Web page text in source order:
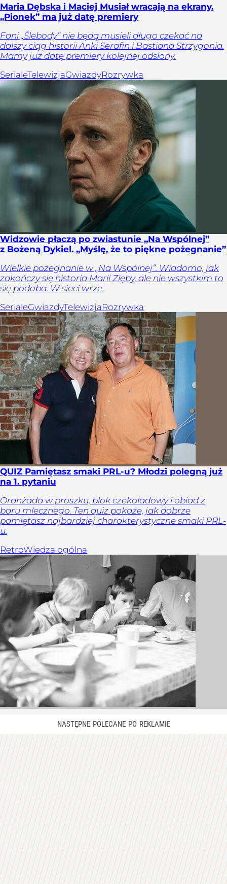
Maria Dębska i Maciej Musiał wracają na ekrany.
„Pionek” ma już datę premiery
Fani „Ślebody” nie będą musieli długo czekać na
dalszy ciąg historii Anki Serafin i Bastiana Strzygonia.
Mamy już datę premiery kolejnej odsłony.
SerialeTelewizjaGwiazdyRozrywka
Widzowie płaczą po zwiastunie „Na Wspólnej”
z Bożeną Dykiel. „Myślę, że to piękne pożegnanie”
Wielkie pożegnanie w „Na Wspólnej”. Wiadomo, jak
zakończy się historia Marii Zięby, ale nie wszystkim to
się podoba. W sieci wrze.
SerialeGwiazdyTelewizjaRozrywka
QUIZ Pamiętasz smaki PRL-u? Młodzi polegną już
na 1. pytaniu
Oranżada w proszku, blok czekoladowy i obiad z
baru mlecznego. Ten quiz pokaże, jak dobrze
pamiętasz najbardziej charakterystyczne smaki PRL-
u.
RetroWiedza ogólna